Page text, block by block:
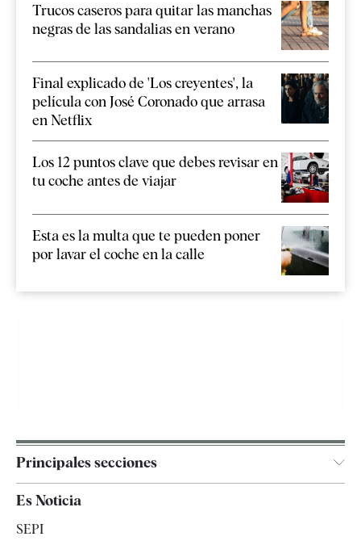
Trucos caseros para quitar las manchas
negras de las sandalias en verano
Final explicado de 'Los creyentes', la
película con José Coronado que arrasa
en Netflix
Los 12 puntos clave que debes revisar en
tu coche antes de viajar
Esta es la multa que te pueden poner
por lavar el coche en la calle
Principales secciones
España
Es Noticia
SEPI